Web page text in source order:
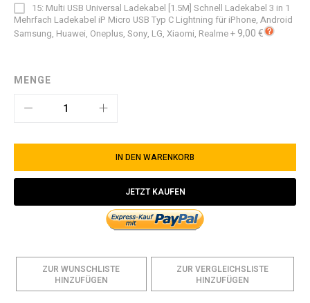
15: Multi USB Universal Ladekabel [1.5M] Schnell Ladekabel 3 in 1
Mehrfach Ladekabel iP Micro USB Typ C Lightning für iPhone, Android
Samsung, Huawei, Oneplus, Sony, LG, Xiaomi, Realme+ 9,00 €
MENGE
IN DEN WARENKORB
JETZT KAUFEN
ZUR WUNSCHLISTE
HINZUFÜGEN
ZUR VERGLEICHSLISTE
HINZUFÜGEN